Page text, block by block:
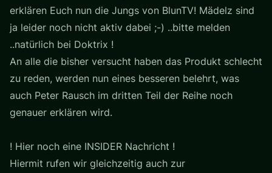
erklären Euch nun die Jungs von BlunTV! Mädelz sind
ja leider noch nicht aktiv dabei ;-) ..bitte melden
..natürlich bei Doktrix !
An alle die bisher versucht haben das Produkt schlecht
zu reden, werden nun eines besseren belehrt, was
auch Peter Rausch im dritten Teil der Reihe noch
genauer erklären wird.
! Hier noch eine INSIDER Nachricht !
Hiermit rufen wir gleichzeitig auch zur